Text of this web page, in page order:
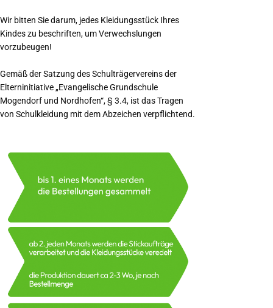
Wir bitten Sie darum, jedes Kleidungsstück Ihres
Kindes zu beschriften, um Verwechslungen
vorzubeugen!
Gemäß der Satzung des Schulträgervereins der
Elterninitiative „Evangelische Grundschule
Mogendorf und Nordhofen“, § 3.4, ist das Tragen
von Schulkleidung mit dem Abzeichen verpflichtend.